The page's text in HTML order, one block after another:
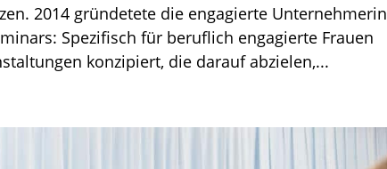
2014 gründetete die engagierte Unternehmerin
Spezifisch für beruflich engagierte Frauen
konzipiert, die darauf abzielen,...